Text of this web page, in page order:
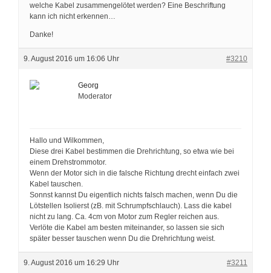
welche Kabel zusammengelötet werden? Eine Beschriftung
kann ich nicht erkennen…
Danke!
9. August 2016 um 16:06 Uhr #3210
Georg
Moderator
Hallo und Wilkommen,
Diese drei Kabel bestimmen die Drehrichtung, so etwa wie bei
einem Drehstrommotor.
Wenn der Motor sich in die falsche Richtung drecht einfach zwei
Kabel tauschen.
Sonnst kannst Du eigentlich nichts falsch machen, wenn Du die
Lötstellen Isolierst (zB. mit Schrumpfschlauch). Lass die kabel
nicht zu lang. Ca. 4cm von Motor zum Regler reichen aus.
Verlöte die Kabel am besten miteinander, so lassen sie sich
später besser tauschen wenn Du die Drehrichtung weist.
9. August 2016 um 16:29 Uhr #3211